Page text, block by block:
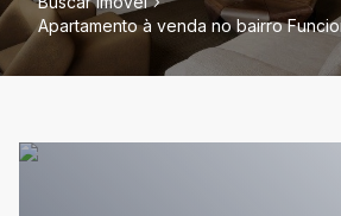
Apartamento à venda no bairro